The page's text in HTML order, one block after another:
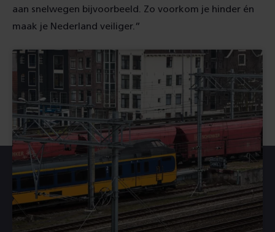
aan snelwegen bijvoorbeeld. Zo voorkom je hinder én
maak je Nederland veiliger.”